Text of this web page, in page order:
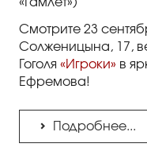
Смотрите 23
Солженицына, 17,
Гоголя «Игроки» в
Ефремова!
Подробнее...